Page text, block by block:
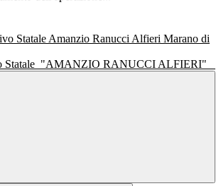
Statale "AMANZIO RANUCCI ALFIERI"